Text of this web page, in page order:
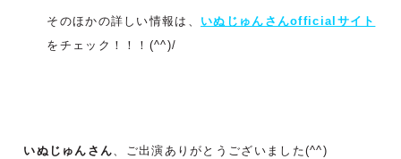
そのほかの詳しい情報は、 いぬじゅんさんofficialサイト
をチェック！！！(^^)/
いぬじゅんさん、ご出演ありがとうございました(^^)